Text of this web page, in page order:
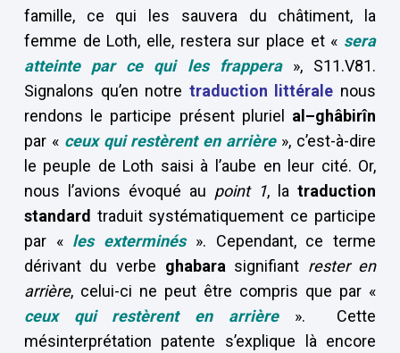
famille, ce qui les sauvera du châtiment, la
femme de Loth, elle, restera sur place et « sera
atteinte par ce qui les frappera », S11.V81.
Signalons qu’en notre traduction littérale nous
rendons le participe présent pluriel al–ghâbirîn
par « ceux qui restèrent en arrière », c’est-à-dire
le peuple de Loth saisi à l’aube en leur cité. Or,
nous l’avions évoqué au point 1, latraduction
standard traduit systématiquement ce participe
par « les exterminés ». Cependant, ce terme
dérivant du verbe ghabara signifiant rester en
arrière, celui-ci ne peut être compris que par «
ceux qui restèrent en arrière». Cette
mésinterprétation patente s’explique là encore